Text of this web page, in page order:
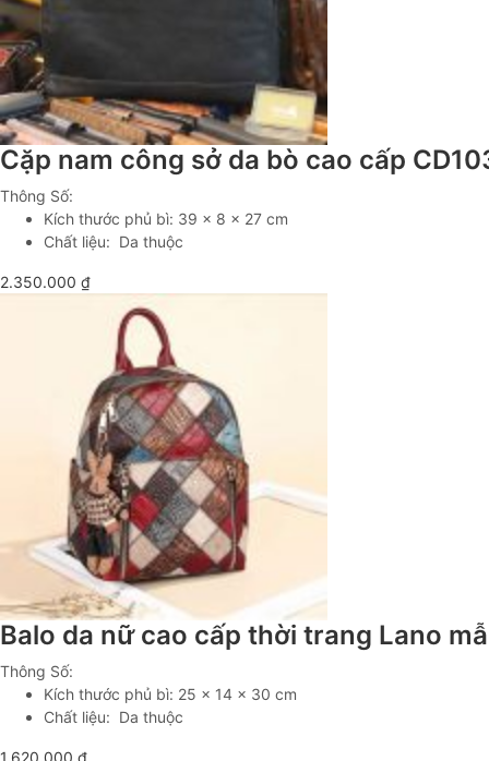
Cặp nam công sở da bò cao cấp
Thông Số:
Kích thước phủ bì: 39 x 8 x 27 cm
Chất liệu: Da thuộc
2.350.000 ₫
Balo da nữ cao cấp thời trang Lano
Thông Số:
Kích thước phủ bì: 25 x 14 x 30 cm
Chất liệu: Da thuộc
1.620.000 ₫